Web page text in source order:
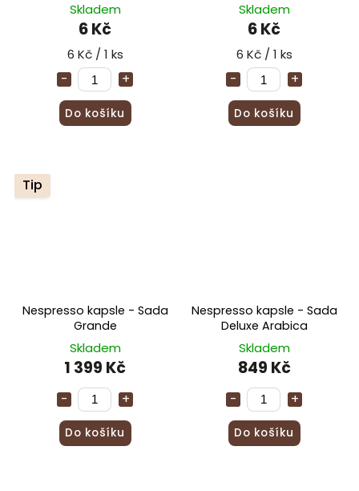
Skladem
6 Kč
6 Kč / 1 ks
Do košíku
Skladem
6 Kč
6 Kč / 1 ks
Do košíku
Tip
Nespresso kapsle - Sada
Grande
Skladem
1 399 Kč
Do košíku
Nespresso kapsle - Sada
Deluxe Arabica
Skladem
849 Kč
Do košíku